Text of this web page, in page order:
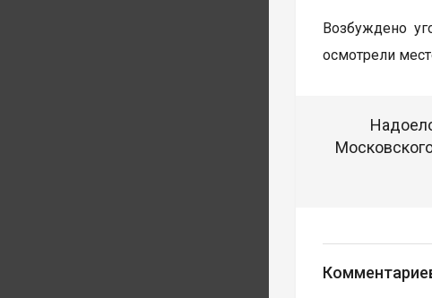
Возбуждено
осмотрели